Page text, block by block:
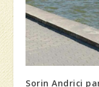
Sorin Andrici